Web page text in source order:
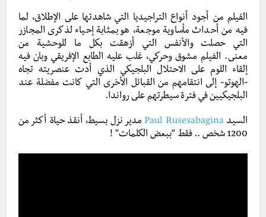
الفيلم من أجود أنواع التراجيديا التي شاهدتها على الإطلاق، لما
فيه من أحداث مأساوية موجعة، هو بمثابة إحياء لذكرى المجازر
التي حصلت والأنفس التي أزهقت بكل ما للوحشية من
معنى. الفيلم مشوق وحركي، غلب عليه الطابع الإفريقي وبان فيه
إلقاء اللوم على الاحتلال البلجيكي الذي أدت عنصريته تجاه
-الهوتو- إلى انتقامهم من القبائل الأخرى التي كانت مفضلة عند
البلجيكيين في فترة سيطرتهم على رواندا.
السيدPaul Rusesabagina مدير نزل بسيط، أنقذ حياة أكثر من
1200 شخص .. فقط “ببعض الكلمات” !